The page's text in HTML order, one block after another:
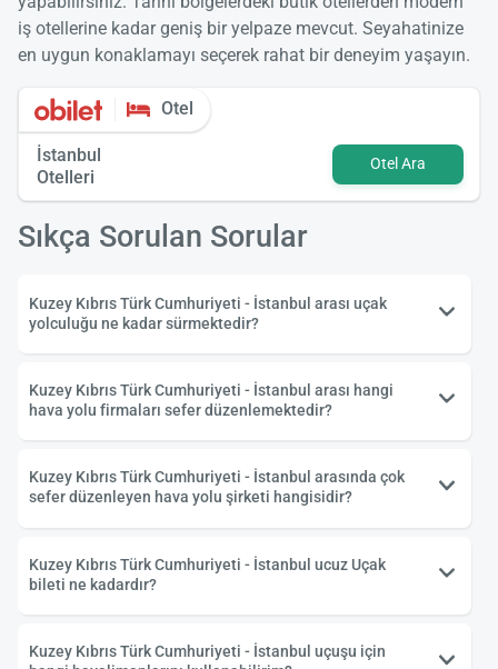
iş otellerine kadar geniş bir yelpaze mevcut. Seyahatinize
en uygun konaklamayı seçerek rahat bir deneyim yaşayın.
Otel
İstanbul
Otelleri
Otel Ara
Sıkça Sorulan Sorular
Kuzey Kıbrıs Türk Cumhuriyeti - İstanbul arası uçak
yolculuğu ne kadar sürmektedir?
Kuzey Kıbrıs Türk Cumhuriyeti - İstanbul arası hangi
hava yolu firmaları sefer düzenlemektedir?
Kuzey Kıbrıs Türk Cumhuriyeti - İstanbul arasında çok
sefer düzenleyen hava yolu şirketi hangisidir?
Kuzey Kıbrıs Türk Cumhuriyeti - İstanbul ucuz Uçak
bileti ne kadardır?
Kuzey Kıbrıs Türk Cumhuriyeti - İstanbul uçuşu için